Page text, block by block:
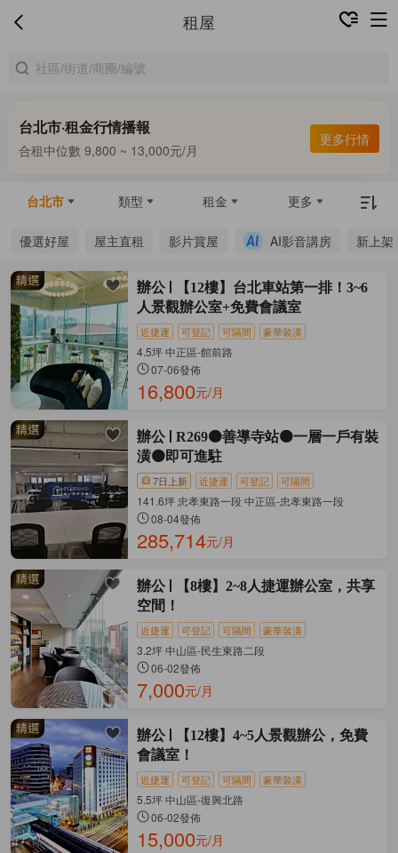
租屋
台北市·租金行情播報
合租中位數 9,800 ~ 13,000元/月
更多行情
台北市 類型 租金 更多
優選好屋 屋主直租 影片賞屋 AI影音講房 新上架
辦公
【12樓】台北車站第一排！3~6
人景觀辦公室+免費會議室
近捷運 可登記 可隔間 豪華裝潢
4.5坪 中正區-館前路
07-06發佈
16,800元/月
辦公
R269🟠善導寺站🟠一層一戶有裝
潢🟠即可進駐
7日上新 近捷運 可登記 可隔間
141.6坪 忠孝東路一段 中正區-忠孝東路一段
08-04發佈
285,714元/月
辦公
【8樓】2~8人捷運辦公室，共享
空間！
近捷運 可登記 可隔間 豪華裝潢
3.2坪 中山區-民生東路二段
06-02發佈
7,000元/月
辦公
【12樓】4~5人景觀辦公，免費
會議室！
近捷運 可登記 可隔間 豪華裝潢
5.5坪 中山區-復興北路
06-02發佈
15,000元/月